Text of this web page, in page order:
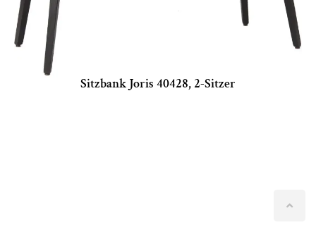
Sitzbank Joris 40428, 2-Sitzer